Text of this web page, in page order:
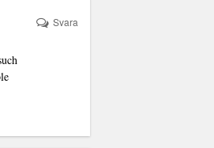
Svara